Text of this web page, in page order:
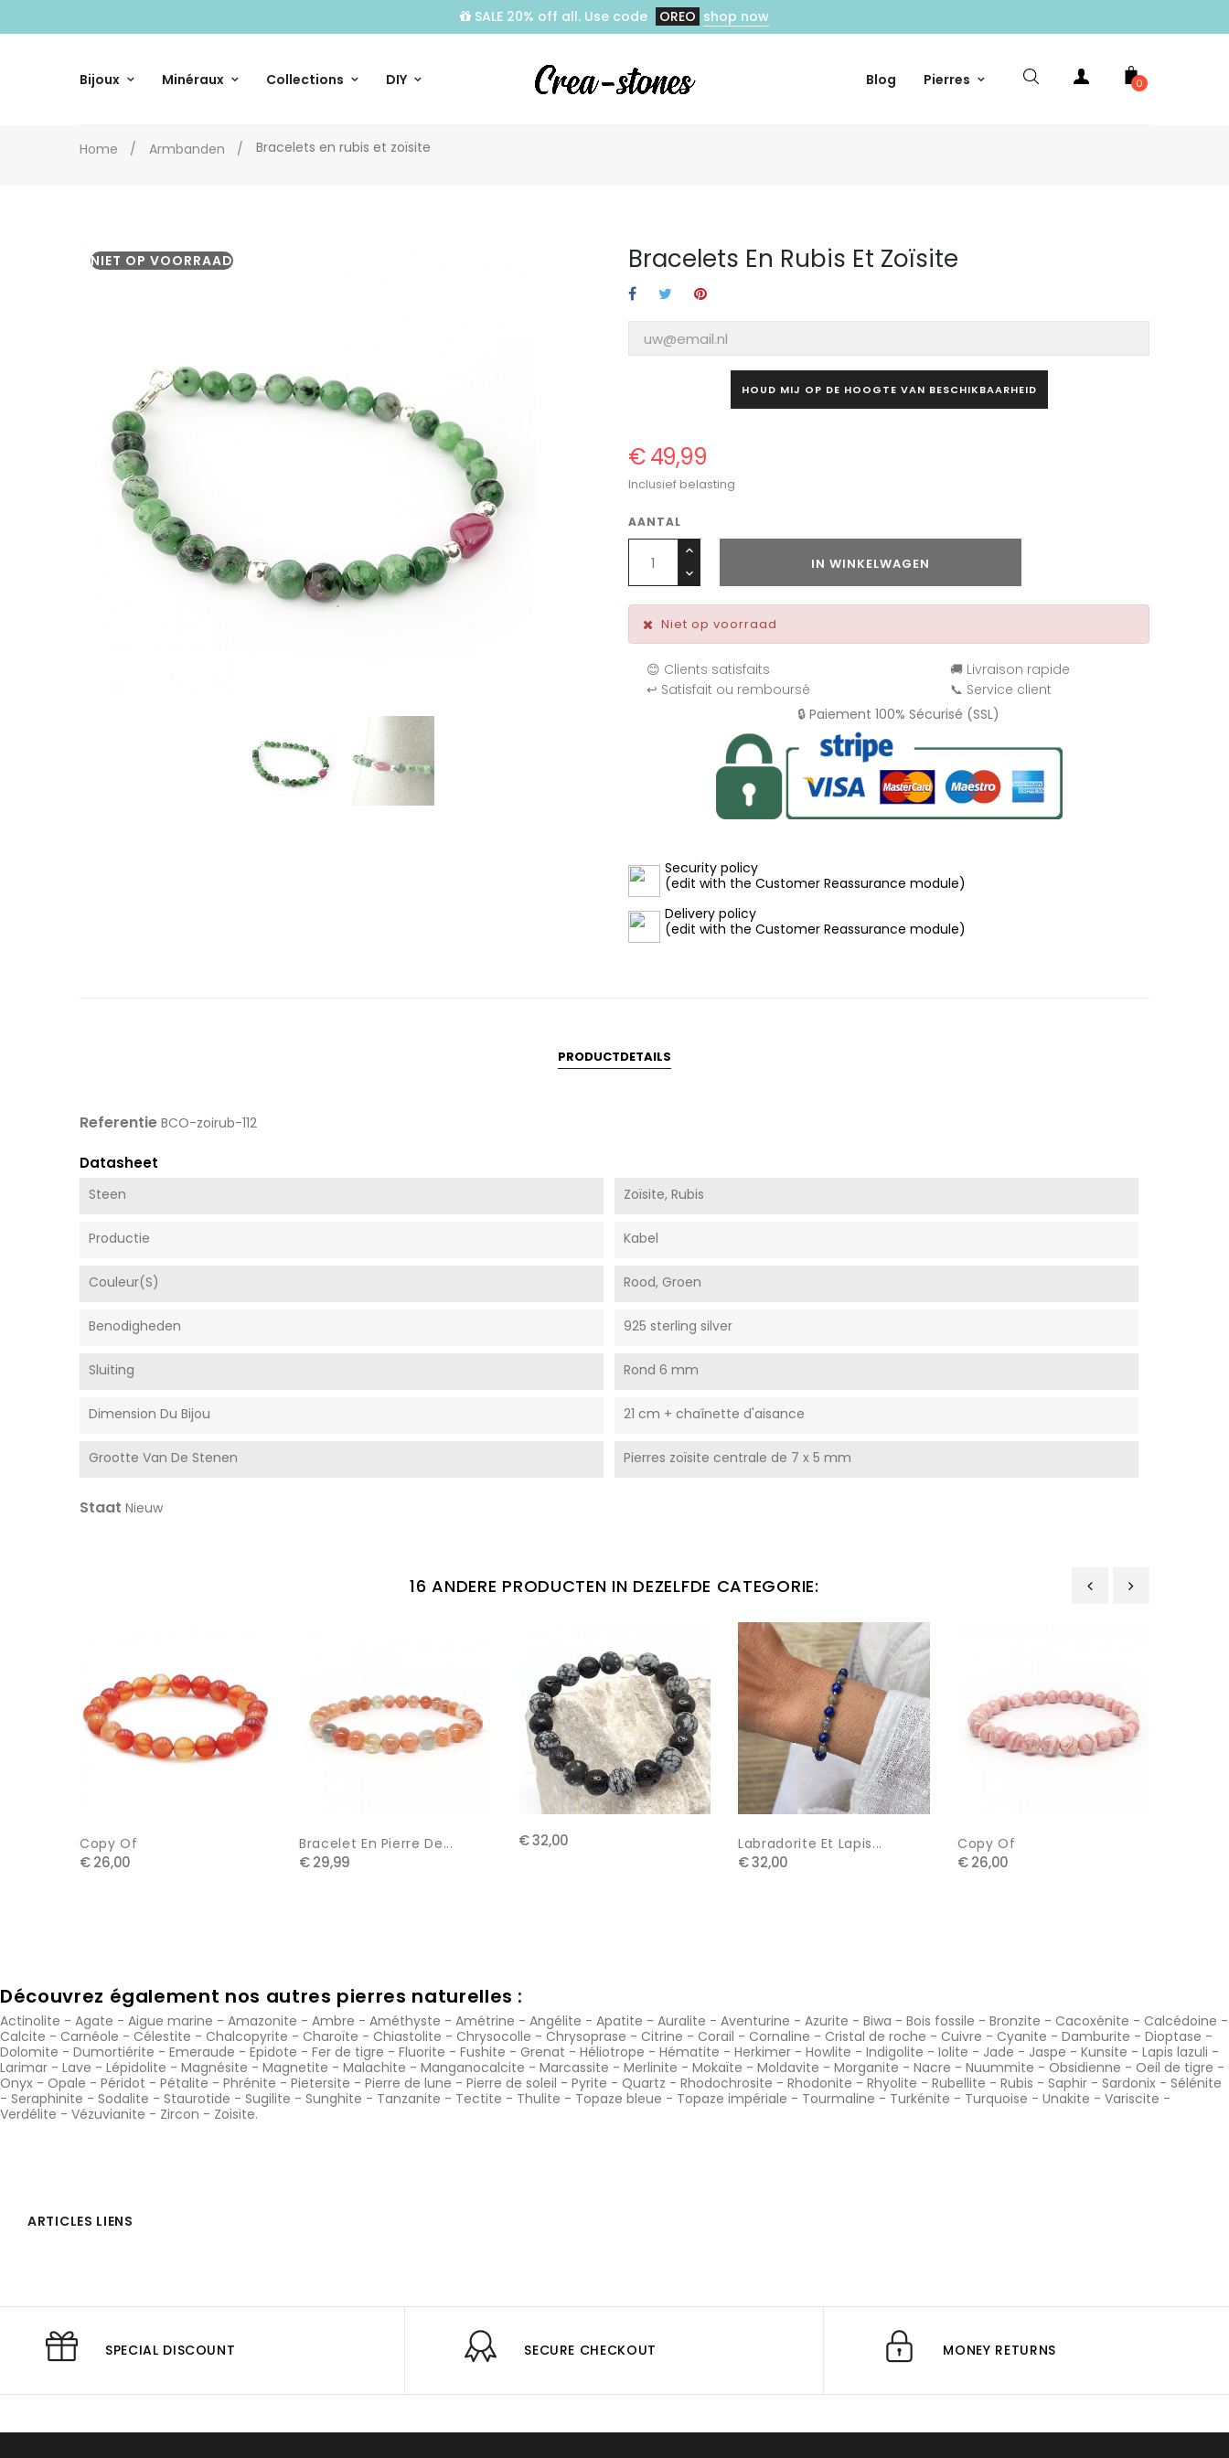
SALE 20% off all. Use code OREO shop now
Bijoux Minéraux Collections DIY Blog Pierres 0
Home Armbanden Bracelets en rubis et zoïsite
NIET OP VOORRAAD Bracelets En Rubis Et Zoïsite
HOUD MIJ OP DE HOOGTE VAN BESCHIKBAARHEID
€ 49,99
Inclusief belasting
AANTAL
IN WINKELWAGEN
Niet op voorraad
😊 Clients satisfaits
🚚 Livraison rapide
↩️ Satisfait ou remboursé
📞 Service client
🔒 Paiement 100% Sécurisé (SSL)
Security policy
(edit with the Customer Reassurance module)
Delivery policy
(edit with the Customer Reassurance module)
PRODUCTDETAILS
Referentie BCO-zoirub-112
Datasheet
Steen Zoïsite, Rubis
Productie Kabel
Couleur(s) Rood, Groen
Benodigheden 925 sterling silver
Sluiting Rond 6 mm
Dimension Du Bijou 21 cm + chaînette d'aisance
Grootte Van De Stenen Pierres zoïsite centrale de 7 x 5 mm
Staat Nieuw
16 ANDERE PRODUCTEN IN DEZELFDE CATEGORIE:
Copy Of
€ 26,00
Bracelet En Pierre De...
€ 29,99
€ 32,00 Labradorite Et Lapis...
€ 32,00
Copy Of
€ 26,00
Découvrez également nos autres pierres naturelles :
Actinolite - Agate - Aigue marine - Amazonite - Ambre - Améthyste - Amétrine - Angélite - Apatite - Auralite - Aventurine - Azurite - Biwa - Bois fossile - Bronzite - Cacoxénite - Calcédoine -
Calcite - Carnéole - Célestite - Chalcopyrite - Charoïte - Chiastolite - Chrysocolle - Chrysoprase - Citrine - Corail - Cornaline - Cristal de roche - Cuivre - Cyanite - Damburite - Dioptase -
Dolomite - Dumortiérite - Emeraude - Epidote - Fer de tigre - Fluorite - Fushite - Grenat - Héliotrope - Hématite - Herkimer - Howlite - Indigolite - Iolite - Jade - Jaspe - Kunsite - Lapis lazuli -
Larimar - Lave - Lépidolite - Magnésite - Magnetite - Malachite - Manganocalcite - Marcassite - Merlinite - Mokaïte - Moldavite - Morganite - Nacre - Nuummite - Obsidienne - Oeil de tigre -
Onyx - Opale - Péridot - Pétalite - Phrénite - Pietersite - Pierre de lune - Pierre de soleil - Pyrite - Quartz - Rhodochrosite - Rhodonite - Rhyolite - Rubellite - Rubis - Saphir - Sardonix - Sélénite
- Seraphinite - Sodalite - Staurotide - Sugilite - Sunghite - Tanzanite - Tectite - Thulite - Topaze bleue - Topaze impériale - Tourmaline - Turkénite - Turquoise - Unakite - Variscite -
Verdélite - Vézuvianite - Zircon - Zoisite.
ARTICLES LIENS
SPECIAL DISCOUNT SECURE CHECKOUT MONEY RETURNS